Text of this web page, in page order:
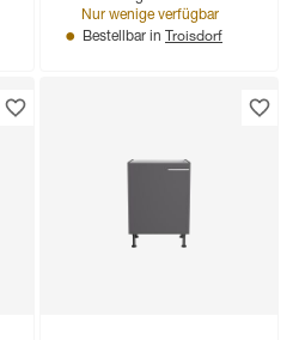
Nur wenige verfügbar
Bestellbar in Troisdorf